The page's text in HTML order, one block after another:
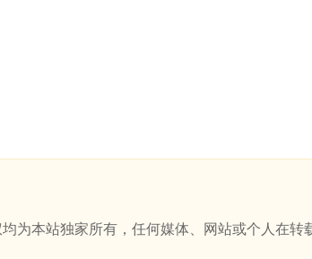
为本站独家所有，任何媒体、网站或个人在